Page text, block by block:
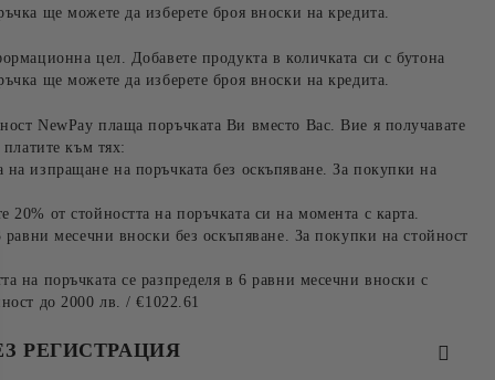
ще можете да изберете броя вноски на кредита.
цел. Добавете продукта в количката си с бутона
ще можете да изберете броя вноски на кредита.
NewPay плаща поръчката Ви вместо Вас. Вие я получавате
към тях:
изпращане на поръчката без оскъпяване. За покупки на
от стойността на поръчката си на момента с карта.
равни месечни вноски без оскъпяване. За покупки на стойност
на поръчката се разпределя в 6 равни месечни вноски с
до 2000 лв. / €1022.61
РЕГИСТРАЦИЯ